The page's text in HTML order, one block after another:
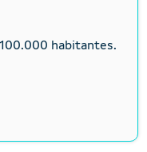
habitantes.